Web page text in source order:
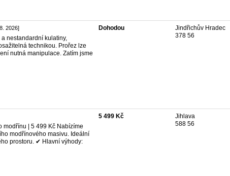
2026]
nestandardní kulatiny,
technikou. Prořez lze
nutná manipulace. Zatím jsme
Dohodou
Jindřichův Hradec
378 56
modřínu | 5 499 Kč Nabízíme
modřínového masivu. Ideální
prostoru. ✔ Hlavní výhody:
5 499 Kč
Jihlava
588 56